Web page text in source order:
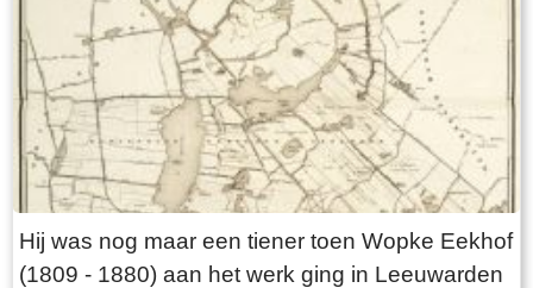
Hij was nog maar een tiener toen Wopke Eekhof
(1809 - 1880) aan het werk ging in Leeuwarden